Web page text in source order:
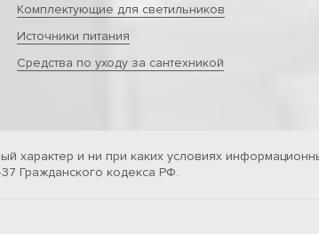
Комплектующие для светильников
Источники питания
Средства по уходу за сантехникой
характер и ни при каких условиях
Гражданского кодекса РФ.